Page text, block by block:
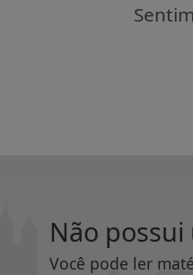
Não
Você pode ler